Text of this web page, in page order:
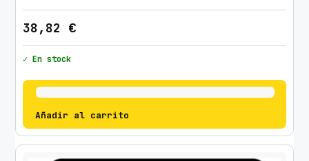
38,82 €
✓ En stock
Añadir al carrito